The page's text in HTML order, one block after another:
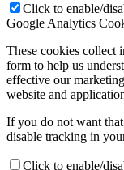
Click to enable/
Google Analytics
These cookies collect
form to help us
effective our
website and
If you do not want
disable tracking in
Click to enable/